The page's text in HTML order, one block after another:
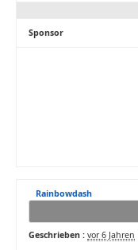
Sponsor
Rainbowdash
Geschrieben : vor 6 Jahren